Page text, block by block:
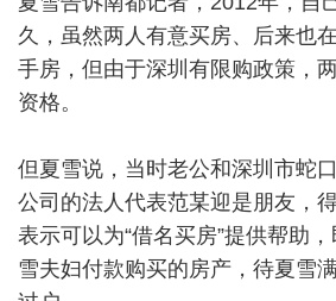
久，虽然两人有意买房、后来也
手房，但由于深圳有限购政策，
资格。
但夏雪说，当时老公和深圳市蛇
公司的法人代表范某迎是朋友，
表示可以为“借名买房”提供帮助
雪夫妇付款购买的房产，待夏雪